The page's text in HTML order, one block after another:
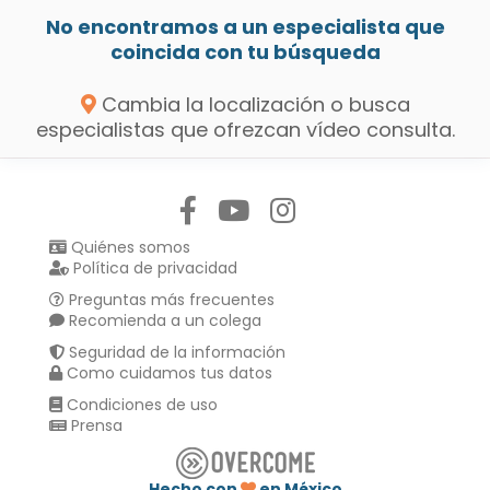
No encontramos a un especialista que
coincida con tu búsqueda
Cambia la localización o busca
especialistas que ofrezcan vídeo consulta.
Quiénes somos
Política de privacidad
Preguntas más frecuentes
Recomienda a un colega
Seguridad de la información
Como cuidamos tus datos
Condiciones de uso
Prensa